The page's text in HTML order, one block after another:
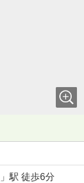
」駅 徒歩6分